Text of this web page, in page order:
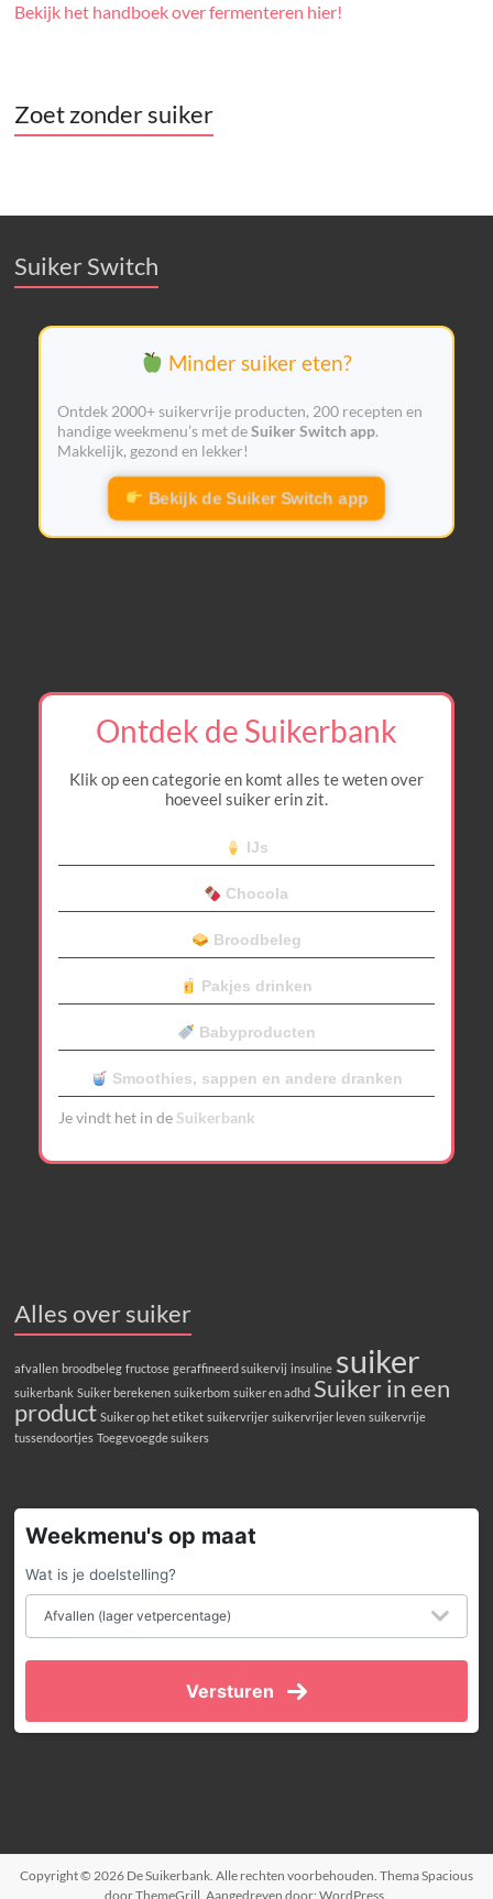
Bekijk het handboek over fermenteren hier!
Zoet zonder suiker
Suiker Switch
Minder suiker eten?
Ontdek 2000+ suikervrije producten, 200 recepten en
handige weekmenu’s met deSuiker Switch app.
Makkelijk, gezond en lekker!
Bekijk de Suiker Switch app
Ontdek de Suikerbank
Klik op een categorie en komt alles te weten over
hoeveel suiker erin zit.
IJs
Chocola
Broodbeleg
Pakjes drinken
Babyproducten
Smoothies, sappen en andere dranken
Je vindt het in de Suikerbank
Alles over suiker
afvallen broodbeleg fructose geraffineerd suikervij insuline suiker
suikerbank Suiker berekenen suikerbom suiker en adhd Suiker in een
product Suiker op het etiket suikervrijer suikervrijer leven suikervrije
tussendoortjes Toegevoegde suikers
Weekmenu's op maat
Wat is je doelstelling?
Versturen
Copyright © 2026 De Suikerbank. Alle rechten voorbehouden. ThemaSpacious
door ThemeGrill. Aangedreven door:WordPress